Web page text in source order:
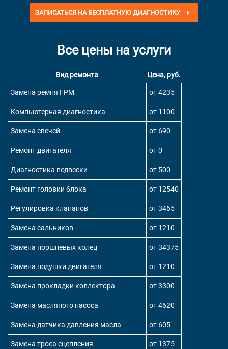
ЗАПИСАТЬСЯ НА БЕСПЛАТНУЮ ДИАГНОСТИКУ
Все цены на услуги
Вид ремонта
Цена, руб.
Замена ремня ГРМ
от 4235
Компьютерная диагностика от 1100
Замена свечей от 690
Ремонт двигателя от 0
Диагностика подвески от 500
Ремонт головки блока от 12540
Регулировка клапанов от 3465
Замена сальников от 1210
Замена поршневых колец от 34375
Замена подушки двигателя от 1210
Замена прокладки коллектора от 3300
Замена масляного насоса от 4620
Замена датчика давления масла от 605
Замена троса сцепления от 1375